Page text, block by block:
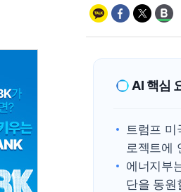
AI 핵심
트럼프 미
로젝트에
에너지부
단을 동원